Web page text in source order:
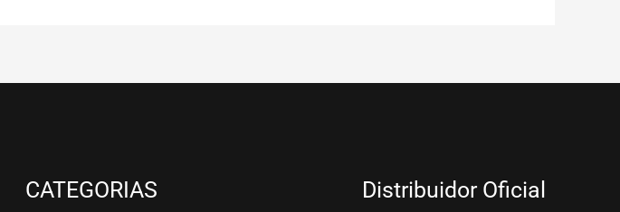
CATEGORIAS Distribuidor Oficial